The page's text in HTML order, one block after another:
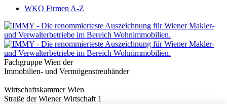
WKO Firmen A-Z
Fachgruppe Wien der
Immobilien- und Vermögenstreuhänder
Wirtschaftskammer Wien
Straße der Wiener Wirtschaft 1